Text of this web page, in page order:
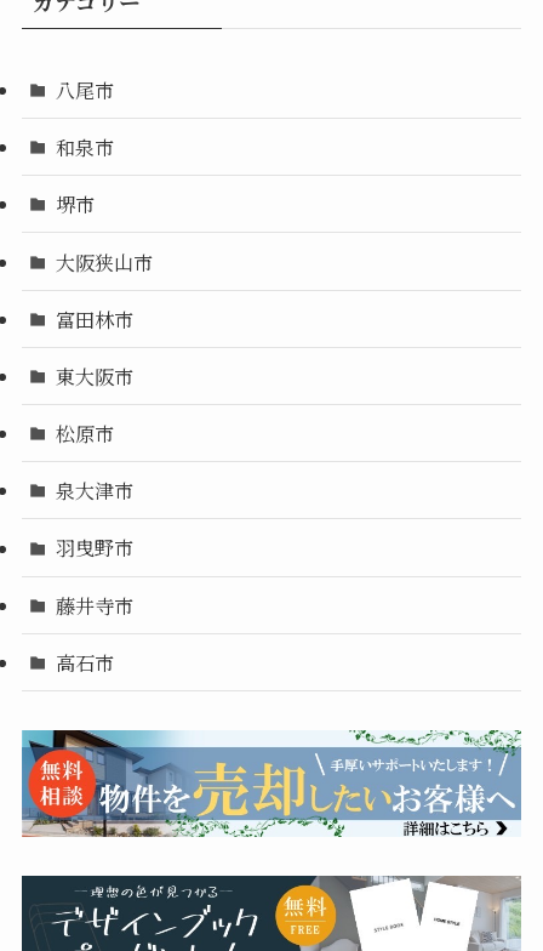
八尾市
和泉市
堺市
大阪狭山市
富田林市
東大阪市
松原市
泉大津市
羽曳野市
藤井寺市
高石市